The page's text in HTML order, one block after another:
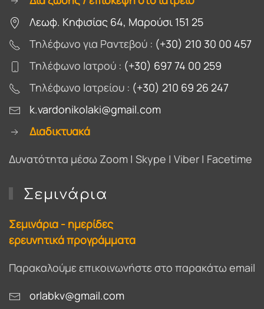
Λεωφ. Κηφισίας 64, Μαρούσι 151 25
Τηλέφωνο για Ραντεβού : (+30) 210 30 00 457
Τηλέφωνο Ιατρού : (+30) 697 74 00 259
Τηλέφωνο Ιατρείου : (+30) 210 69 26 247
k.vardonikolaki@gmail.com
Διαδικτυακά
Δυνατότητα μέσω Zoom | Skype | Viber | Facetime
Σεμινάρια
Σεμινάρια - ημερίδες
ερευνητικά προγράμματα
Παρακαλούμε επικοινωνήστε στο παρακάτω email
orlabkv@gmail.com